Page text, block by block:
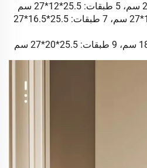
6 طبقات: 25.5*13.5*27 سم، 7 طبقات: 25.5*16.5*27